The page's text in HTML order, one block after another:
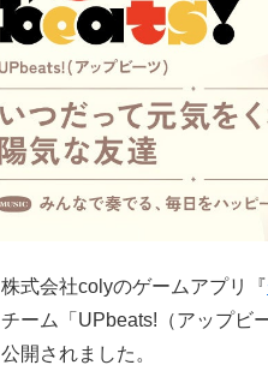
株式会社colyのゲームアプリ『
チーム「UPbeats!（アップビ
公開されました。